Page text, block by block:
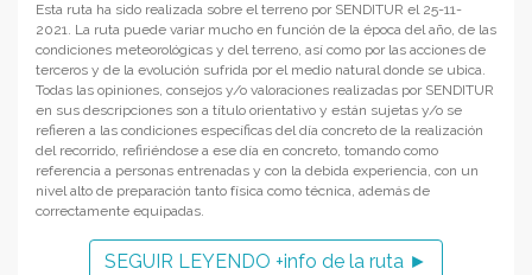
Esta ruta ha sido realizada sobre el terreno por SENDITUR el 25-11-
2021. La ruta puede variar mucho en función de la época del año, de las
condiciones meteorológicas y del terreno, así como por las acciones de
terceros y de la evolución sufrida por el medio natural donde se ubica.
Todas las opiniones, consejos y/o valoraciones realizadas por SENDITUR
en sus descripciones son a título orientativo y están sujetas y/o se
refieren a las condiciones específicas del día concreto de la realización
del recorrido, refiriéndose a ese día en concreto, tomando como
referencia a personas entrenadas y con la debida experiencia, con un
nivel alto de preparación tanto física como técnica, además de
correctamente equipadas.
SEGUIR LEYENDO +info de la ruta ►